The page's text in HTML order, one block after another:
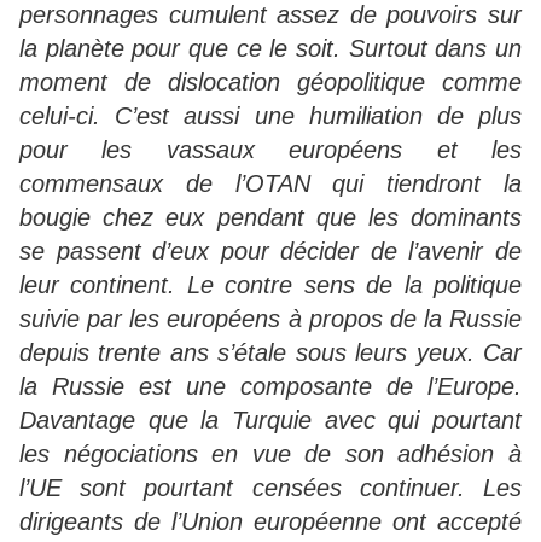
personnages cumulent assez de pouvoirs sur
la planète pour que ce le soit. Surtout dans un
moment de dislocation géopolitique comme
celui-ci. C’est aussi une humiliation de plus
pour les vassaux européens et les
commensaux de l’OTAN qui tiendront la
bougie chez eux pendant que les dominants
se passent d’eux pour décider de l’avenir de
leur continent. Le contre sens de la politique
suivie par les européens à propos de la Russie
depuis trente ans s’étale sous leurs yeux. Car
la Russie est une composante de l’Europe.
Davantage que la Turquie avec qui pourtant
les négociations en vue de son adhésion à
l’UE sont pourtant censées continuer. Les
dirigeants de l’Union européenne ont accepté